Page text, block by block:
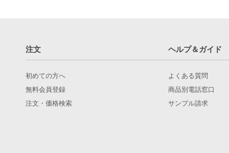
注文 ヘルプ＆ガイド
初めての方へ
無料会員登録
注文・価格検索
よくある質問
商品別電話窓口
サンプル請求